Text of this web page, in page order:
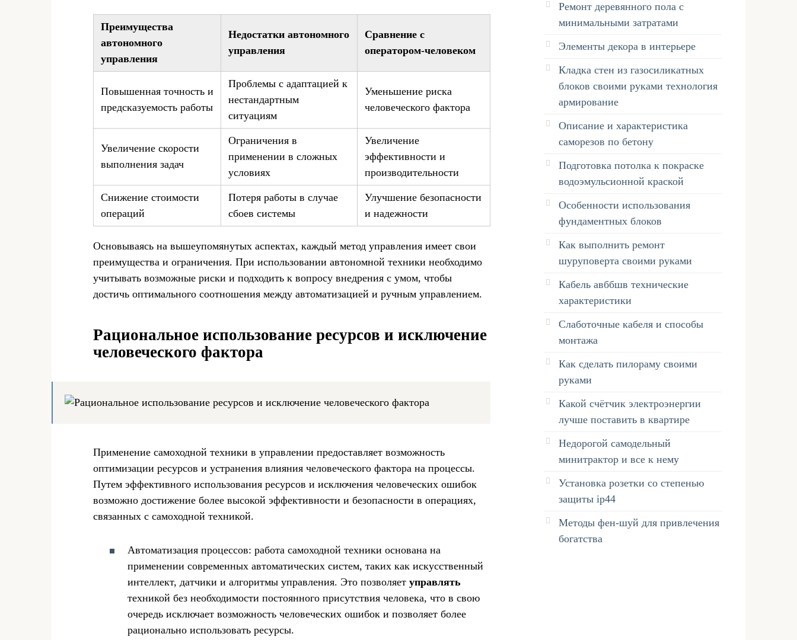
Преимущества
автономного
управления
Недостатки автономного
управления
Сравнение с
оператором-человеком
Повышенная точность и
предсказуемость работы
Проблемы с адаптацией к
нестандартным
ситуациям
Уменьшение риска
человеческого фактора
Увеличение скорости
выполнения задач
Ограничения в
применении в сложных
условиях
Увеличение
эффективности и
производительности
Снижение стоимости
операций
Потеря работы в случае
сбоев системы
Улучшение безопасности
и надежности
Основываясь на вышеупомянутых аспектах, каждый метод управления имеет свои
преимущества и ограничения. При использовании автономной техники необходимо
учитывать возможные риски и подходить к вопросу внедрения с умом, чтобы
достичь оптимального соотношения между автоматизацией и ручным управлением.
Рациональное использование ресурсов и исключение
человеческого фактора
Применение самоходной техники в управлении предоставляет возможность
оптимизации ресурсов и устранения влияния человеческого фактора на процессы.
Путем эффективного использования ресурсов и исключения человеческих ошибок
возможно достижение более высокой эффективности и безопасности в операциях,
связанных с самоходной техникой.
Автоматизация процессов: работа самоходной техники основана на
применении современных автоматических систем, таких как искусственный
интеллект, датчики и алгоритмы управления. Это позволяет управлять
техникой без необходимости постоянного присутствия человека, что в свою
очередь исключает возможность человеческих ошибок и позволяет более
рационально использовать ресурсы.
Ремонт деревянного пола с
минимальными затратами
Элементы декора в интерьере
Кладка стен из газосиликатных
блоков своими руками технология
армирование
Описание и характеристика
саморезов по бетону
Подготовка потолка к покраске
водоэмульсионной краской
Особенности использования
фундаментных блоков
Как выполнить ремонт
шуруповерта своими руками
Кабель авббшв технические
характеристики
Слаботочные кабеля и способы
монтажа
Как сделать пилораму своими
руками
Какой счётчик электроэнергии
лучше поставить в квартире
Недорогой самодельный
минитрактор и все к нему
Установка розетки со степенью
защиты ip44
Методы фен-шуй для привлечения
богатства